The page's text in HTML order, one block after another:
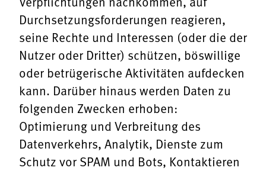
Durchsetzungsforderungen reagieren,
seine Rechte und Interessen (oder die der
Nutzer oder Dritter) schützen, böswillige
oder betrügerische Aktivitäten aufdecken
kann. Darüber hinaus werden Daten zu
folgenden Zwecken erhoben:
Optimierung und Verbreitung des
Datenverkehrs, Analytik, Dienste zum
Schutz vor SPAM und Bots, Kontaktieren